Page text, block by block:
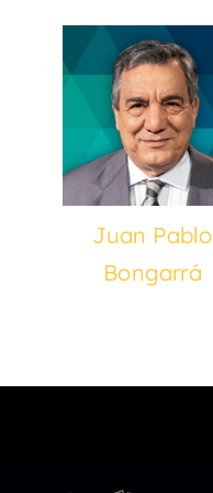
Juan Pablo
Bongarrá